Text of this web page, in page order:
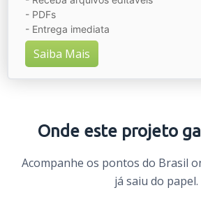
- PDFs
- Entrega imediata
Saiba Mais
Onde este projeto
Acompanhe os pontos do Brasil
já saiu do papel.